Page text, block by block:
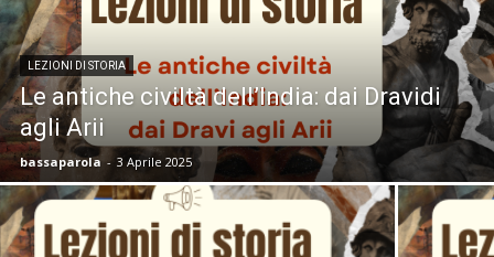
LEZIONI DI STORIA
Le antiche civiltà dell’India: dai Dravidi
agli Arii
bassaparola - 3 Aprile 2025